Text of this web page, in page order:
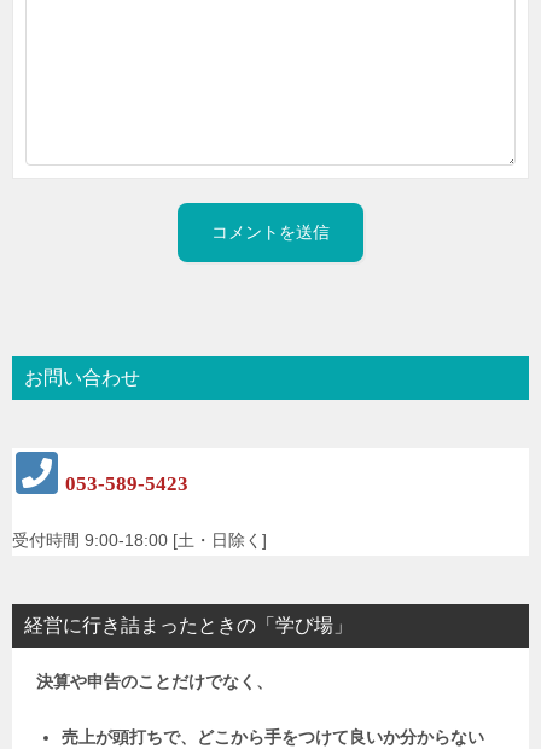
お問い合わせ
053-589-5423
受付時間 9:00-18:00 [土・日除く]
経営に行き詰まったときの「学び場」
決算や申告のことだけでなく、
売上が頭打ちで、どこから手をつけて良いか分からない